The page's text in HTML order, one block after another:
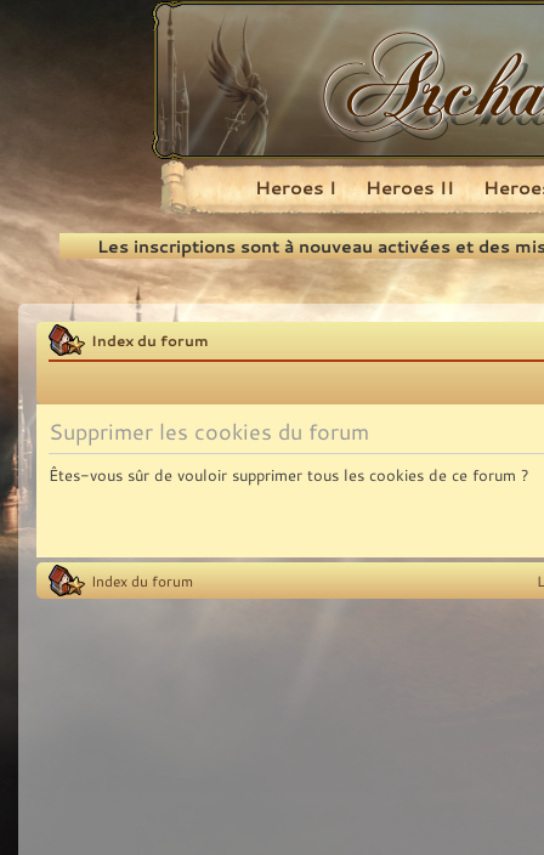
Recherche
Heroes I Heroes II
Les inscriptions sont à nouveau activées et des
Index du forum
Supprimer les cookies du forum
Êtes-vous sûr de vouloir supprimer tous les cookies de ce forum ?
Index du forum